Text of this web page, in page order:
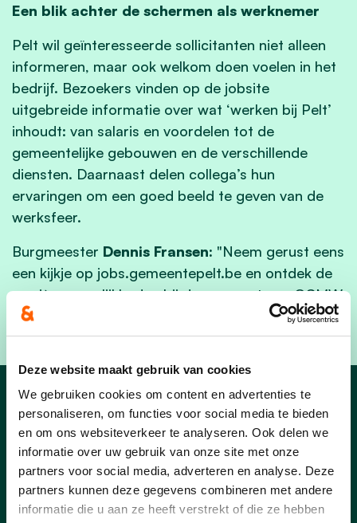
Deze website maakt gebruik van cookies
We gebruiken cookies om content en advertenties te
personaliseren, om functies voor social media te bieden
en om ons websiteverkeer te analyseren. Ook delen we
informatie over uw gebruik van onze site met onze
partners voor social media, adverteren en analyse. Deze
partners kunnen deze gegevens combineren met andere
informatie die u aan ze heeft verstrekt of die ze hebben
Een blik achter de schermen als werknemer
Pelt wil geïnteresseerde sollicitanten niet alleen
informeren, maar ook welkom doen voelen in het
bedrijf. Bezoekers vinden op de jobsite
uitgebreide informatie over wat ‘werken bij Pelt’
inhoudt: van salaris en voordelen tot de
gemeentelijke gebouwen en de verschillende
diensten. Daarnaast delen collega’s hun
ervaringen om een goed beeld te geven van de
werksfeer.
Burgmeester Dennis Fransen: "Neem gerust eens
een kijkje op jobs.gemeentepelt.be en ontdek de
carrièremogelijkheden bij de gemeente en OCMW
Pelt. Ambitie of balans, je hoeft niet te kiezen."
Nieuws